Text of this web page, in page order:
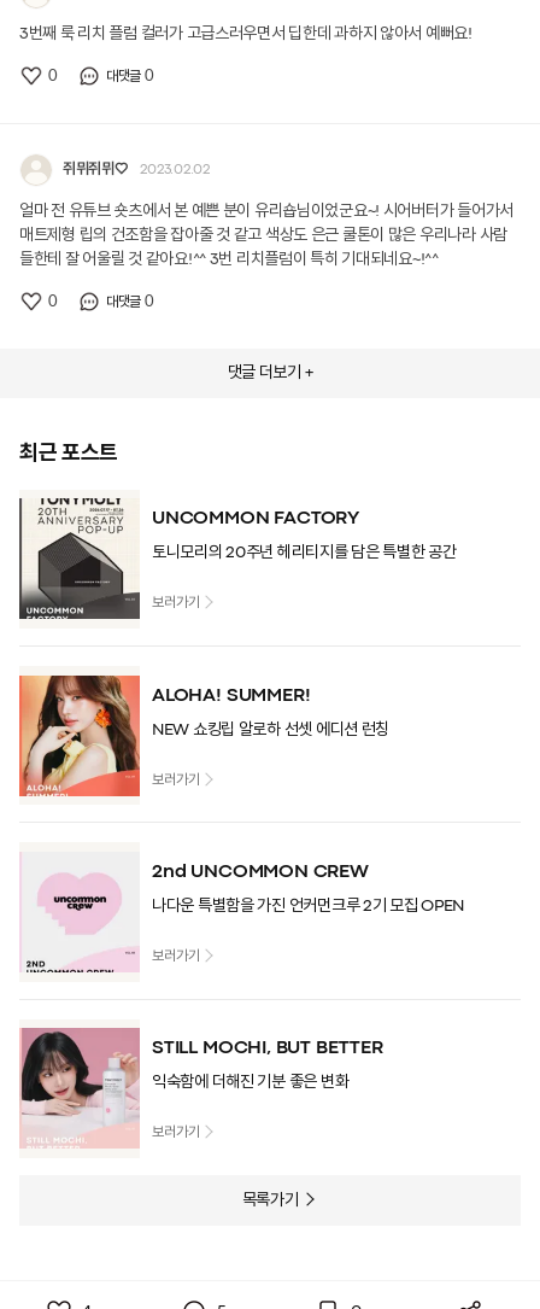
3번째 룩 리치 플럼 컬러가 고급스러우면서 딥한데 과하지 않아서 예뻐요!
0 대댓글 0
쥐뮈쥐뮈♡ 2023.02.02
얼마 전 유튜브 숏츠에서 본 예쁜 분이 유리숍님이었군요~! 시어버터가 들어가서
매트제형 립의 건조함을 잡아줄 것 같고 색상도 은근 쿨톤이 많은 우리나라 사람
들한테 잘 어울릴 것 같아요!^^ 3번 리치플럼이 특히 기대되네요~!^^
0 대댓글 0
댓글 더보기 +
최근 포스트
UNCOMMON FACTORY
토니모리의 20주년 헤리티지를 담은 특별한 공간
보러가기
ALOHA! SUMMER!
NEW 쇼킹립 알로하 선셋 에디션 런칭
보러가기
2nd UNCOMMON CREW
나다운 특별함을 가진 언커먼크루 2기 모집 OPEN
보러가기
STILL MOCHI, BUT BETTER
익숙함에 더해진 기분 좋은 변화
보러가기
목록가기